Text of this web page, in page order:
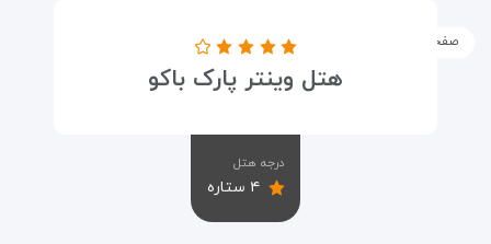
صفحه نخست اقامتگاه ها هتل وینتر پارک باکو
هتل وینتر پارک باکو
درجه هتل